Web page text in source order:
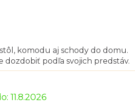
11.8.2026
komodu aj schody do domu.
dozdobiť podľa svojich predstáv.